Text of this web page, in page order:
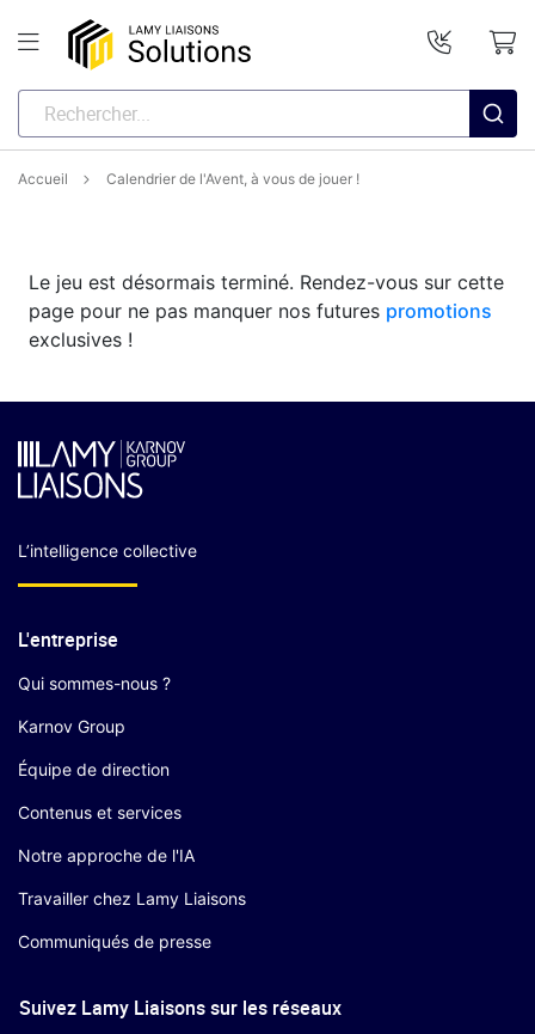
Accueil Calendrier de l'Avent, à vous de jouer !
Le jeu est désormais terminé. Rendez-vous sur cette
page pour ne pas manquer nos futures promotions
exclusives !
L’intelligence collective
L'entreprise
Qui sommes-nous ?
Karnov Group
Équipe de direction
Contenus et services
Notre approche de l'IA
Travailler chez Lamy Liaisons
Communiqués de presse
Suivez Lamy Liaisons sur les réseaux